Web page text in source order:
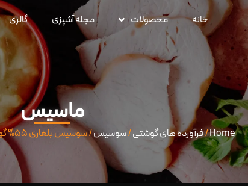
خانه محصولات مجله آشپزی گالری
ماسیس
Home
/فرآورده های گوشتی/سوسیس/ سوسیس بلغاری ۵۵% گوشت قرمز ماسیس ۱ کیلوگرمی ۲۵۹۴۹